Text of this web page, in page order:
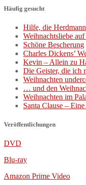
Häufig gesucht
Hilfe, die
Weihnachtsliebe
Schöne Bescherung
Charles Dickens’
Kevin – Allein zu
Die Geister, die
Weihnachten
… und den
Weihnachten im
Santa Clause –
Veröffentlichungen
DVD
Blu-ray
Amazon Prime Video